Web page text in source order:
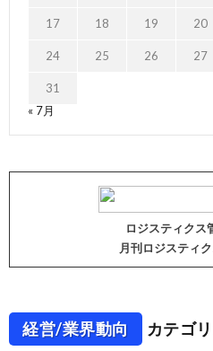
17 18 19 20
24 25 26 27
31
« 7月
ロジスティクス
月刊ロジスティ
経営/業界動向 カテゴ